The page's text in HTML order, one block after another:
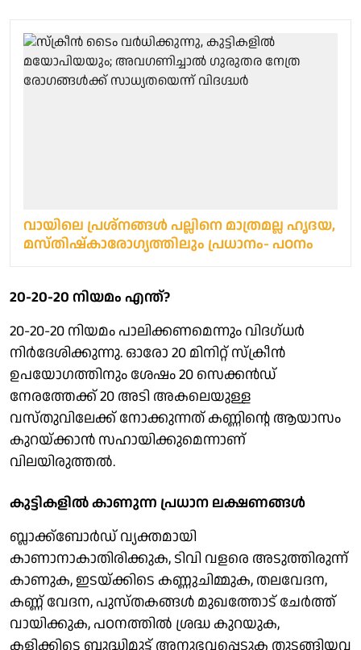
വായിലെ പ്രശ്‌നങ്ങള്‍ പല്ലിനെ മാത്രമല്ല ഹൃദയ,
മസ്തിഷ്‌കാരോഗ്യത്തിലും പ്രധാനം- പഠനം
20-20-20 നിയമം എന്ത്?
20-20-20 നിയമം പാലിക്കണമെന്നും വിദഗ്ധർ
നിർദേശിക്കുന്നു. ഓരോ 20 മിനിറ്റ് സ്ക്രീൻ
ഉപയോഗത്തിനും ശേഷം 20 സെക്കൻഡ്
നേരത്തേക്ക് 20 അടി അകലെയുള്ള
വസ്തുവിലേക്ക് നോക്കുന്നത് കണ്ണിന്റെ ആയാസം
കുറയ്ക്കാൻ സഹായിക്കുമെന്നാണ്
വിലയിരുത്തൽ.
കുട്ടികളിൽ കാണുന്ന പ്രധാന ലക്ഷണങ്ങൾ
ബ്ലാക്ക്ബോർഡ് വ്യക്തമായി
കാണാനാകാതിരിക്കുക, ടിവി വളരെ അടുത്തിരുന്ന്
കാണുക, ഇടയ്ക്കിടെ കണ്ണുചിമ്മുക, തലവേദന,
കണ്ണ് വേദന, പുസ്തകങ്ങൾ മുഖത്തോട് ചേർത്ത്
വായിക്കുക, പഠനത്തിൽ ശ്രദ്ധ കുറയുക,
കളിക്കിടെ ബുദ്ധിമുട്ട് അനുഭവപ്പെടുക തുടങ്ങിയവ